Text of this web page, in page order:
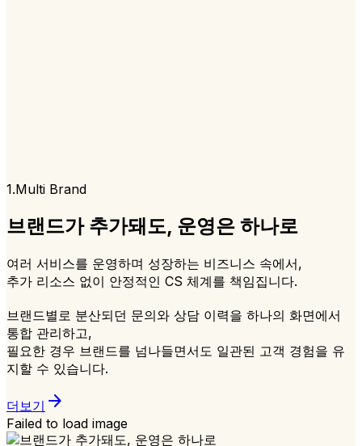
1.Multi Brand
브랜드가 추가돼도, 운영은 하나로
여러 서비스를 운영하며 성장하는 비즈니스 속에서,
추가 리소스 없이 안정적인 CS 체계를 책임집니다.
브랜드별로 분산되던 문의와 상담 이력을 하나의 화면에서
통합 관리하고,
필요한 경우 브랜드를 넘나들면서도 일관된 고객 경험을 유
지할 수 있습니다.
더보기 arrow_forward
Failed to load image